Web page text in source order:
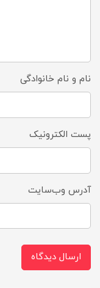
نام و نام خانوادگی
پست الکترونیک
آدرس وب‌سایت
ارسال دیدگاه